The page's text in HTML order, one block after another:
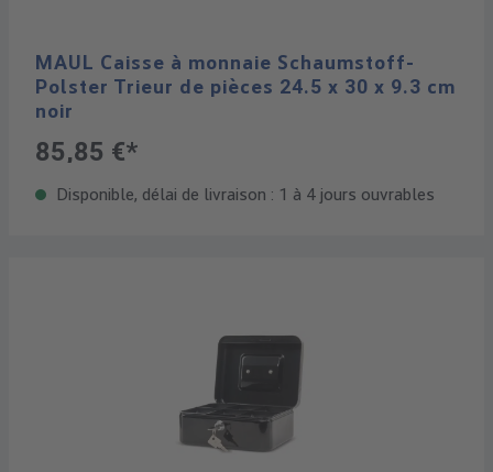
MAUL Caisse à monnaie Schaumstoff-
Polster Trieur de pièces 24.5 x 30 x 9.3 cm
noir
85,85 €*
Disponible, délai de livraison : 1 à 4 jours ouvrables